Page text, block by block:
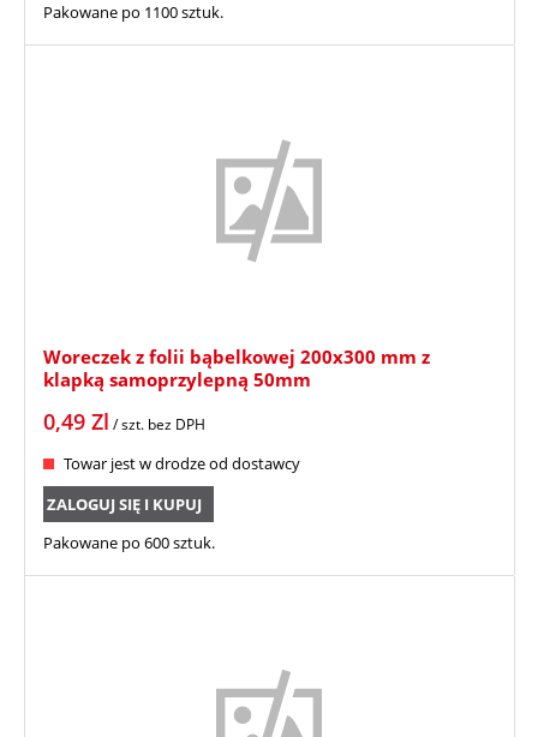
Pakowane po 1100 sztuk.
Woreczek z folii bąbelkowej 200x300 mm z
klapką samoprzylepną 50mm
0,49 Zl / szt. bez DPH
Towar jest w drodze od dostawcy
ZALOGUJ SIĘ I KUPUJ
Pakowane po 600 sztuk.